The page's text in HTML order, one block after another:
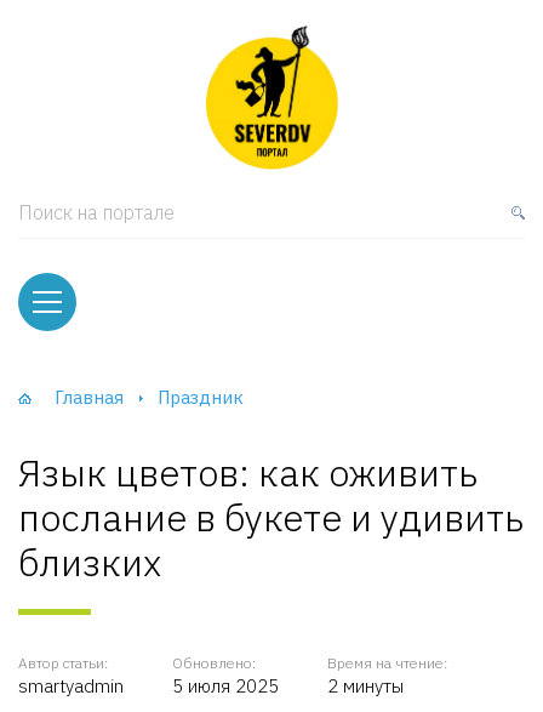
Поиск на портале
Главная Праздник
Язык цветов: как оживить
послание в букете и удивить
близких
Автор статьи:
smartyadmin
Обновлено:
5 июля 2025
Время на чтение:
2 минуты
и тумбы